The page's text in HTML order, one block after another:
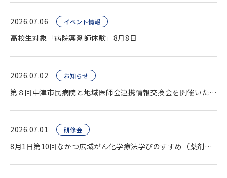
2026.07.06 イベント情報
高校生対象「病院薬剤師体験」8月8日
2026.07.02 お知らせ
第８回中津市民病院と地域医師会連携情報交換会を開催いたしました。
2026.07.01 研修会
8月1日第10回なかつ広域がん化学療法学びのすすめ（薬剤師向け研修会）開催します。